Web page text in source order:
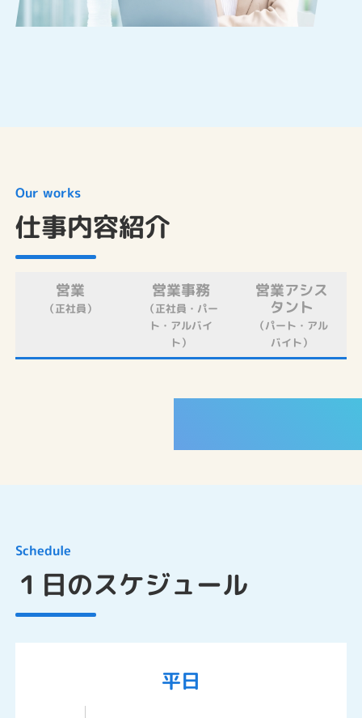
Our works
仕事内容紹介
営業
（正社員）
営業事務
（正社員・パー
ト・アルバイ
ト）
営業アシス
タント
（パート・アル
バイト）
Schedule
１日のスケジュール
平日